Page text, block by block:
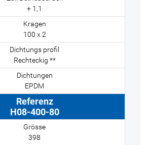
+ 1,1
100 x 2
Rechteckig **
EPDM
H08-400-80
398